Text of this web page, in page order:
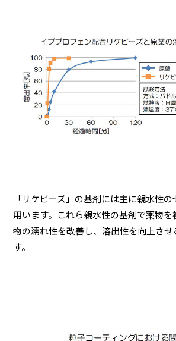
「リケビーズ」の基剤には主に親水性
用います。これら親水性の基剤で薬物
物の濡れ性を改善し、溶出性を向上さ
す。